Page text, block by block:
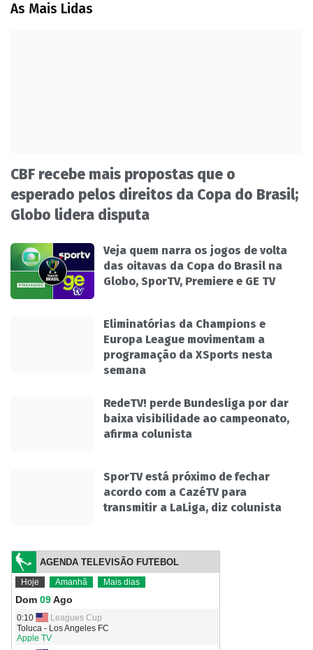
As Mais Lidas
CBF recebe mais propostas que o
esperado pelos direitos da Copa do Brasil;
Globo lidera disputa
Veja quem narra os jogos de volta
das oitavas da Copa do Brasil na
Globo, SporTV, Premiere e GE TV
Eliminatórias da Champions e
Europa League movimentam a
programação da XSports nesta
semana
RedeTV! perde Bundesliga por dar
baixa visibilidade ao campeonato,
afirma colunista
SporTV está próximo de fechar
acordo com a CazéTV para
transmitir a LaLiga, diz colunista